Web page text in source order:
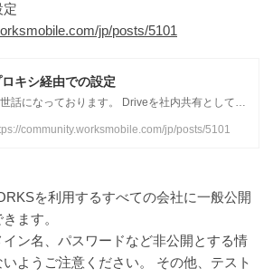
定
jp/posts/5101
ロキシ経由での設定
お世話になっております。 Driveを社内共有として有効的に利用したいのですが、社内がプロキシ経由でのネットワーク接続になっており、ブラウザ版しか使えません。 Driveエクスプローラーを使いたいのですが、PCのプロキシ
community.worksmobile.com/jp/posts/5101
を利用するすべての会社に一般公開
ます。
ン名、パスワードなど非公開とする情
ようご注意ください。 その他、テスト